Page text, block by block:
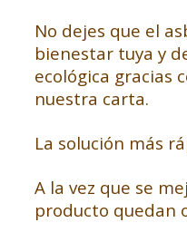
No dejes que el
bienestar tuya y
ecológica gracias
nuestra carta.
La solución más
A la vez que se
producto quedan